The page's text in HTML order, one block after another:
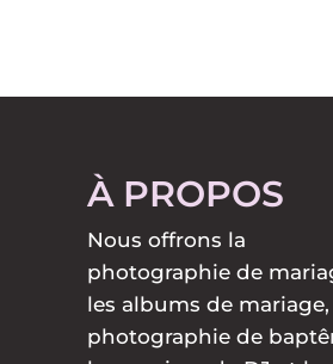
À PROPOS
Nous offrons la
photographie de
les albums de mariage,
photographie de